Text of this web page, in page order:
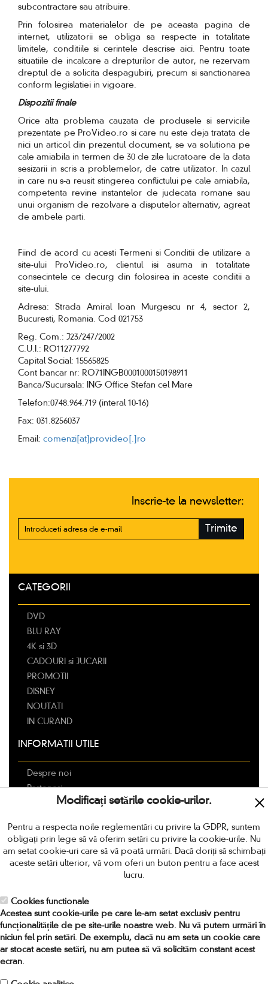
subcontractare sau atribuire.
Prin folosirea materialelor de pe aceasta pagina de
internet, utilizatorii se obliga sa respecte in totalitate
limitele, conditiile si cerintele descrise aici. Pentru toate
situatiile de incalcare a drepturilor de autor, ne rezervam
dreptul de a solicita despagubiri, precum si sanctionarea
conform legislatiei in vigoare.
Dispozitii finale
Orice alta problema cauzata de produsele si serviciile
prezentate pe ProVideo.ro si care nu este deja tratata de
nici un articol din prezentul document, se va solutiona pe
cale amiabila in termen de 30 de zile lucratoare de la data
sesizarii in scris a problemelor, de catre utilizator. In cazul
in care nu s-a reusit stingerea conflictului pe cale amiabila,
competenta revine instantelor de judecata romane sau
unui organism de rezolvare a disputelor alternativ, agreat
de ambele parti.
Fiind de acord cu acesti Termeni si Conditii de utilizare a
site-ului ProVideo.ro, clientul isi asuma in totalitate
consecintele ce decurg din folosirea in aceste conditii a
site-ului.
Adresa: Strada Amiral Ioan Murgescu nr 4, sector 2,
Bucuresti, Romania. Cod 021753
Reg. Com.: J23/247/2002
C.U.I.: RO11277792
Capital Social: 15565825
Cont bancar nr: RO71INGB0001000150198911
Banca/Sucursala: ING Office Stefan cel Mare
Telefon:0748.964.719 (interal 10-16)
Fax: 031.8256037
Email: comenzi[at]provideo[.]ro
Inscrie-te la newsletter:
Trimite
CATEGORII
DVD
BLU RAY
4K si 3D
CADOURI si JUCARII
PROMOTII
DISNEY
NOUTATI
IN CURAND
INFORMATII UTILE
Despre noi
Parteneri
Livrarea
Politica de retur
Termeni si conditii
Protectia Consumatorilor
Locuri de munca in Romania
CONTACT
Adresa: Strada Amiral Ioan Murgescu nr 4, sector 2,
Bucuresti, Romania. Cod 021753
Fax:
031 82 56 037
Modificați setările cookie-urilor.
Pentru a respecta noile reglementări cu privire la GDPR, suntem
obligați prin lege să vă oferim setări cu privire la cookie-urile. Nu
am setat cookie-uri care să vă poată urmări. Dacă doriți să schimbați
aceste setări ulterior, vă vom oferi un buton pentru a face acest
lucru.
Cookies functionale
Acestea sunt cookie-urile pe care le-am setat exclusiv pentru
funcționalitățile de pe site-urile noastre web. Nu vă putem urmări în
niciun fel prin setări. De exemplu, dacă nu am seta un cookie care
ar stocat aceste setări, nu am putea să vă solicităm constant acest
ecran.